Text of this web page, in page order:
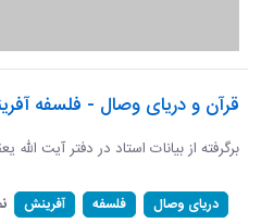
قرآن و دریای وصال - فلسفه
برگرفته از بیانات استاد در دفتر آیت الله
دریای وصال فلسفه آفرینش